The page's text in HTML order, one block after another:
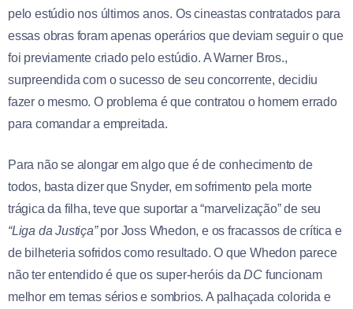
pelo estúdio nos últimos anos. Os cineastas contratados para
essas obras foram apenas operários que deviam seguir o que
foi previamente criado pelo estúdio. A Warner Bros.,
surpreendida com o sucesso de seu concorrente, decidiu
fazer o mesmo. O problema é que contratou o homem errado
para comandar a empreitada.
Para não se alongar em algo que é de conhecimento de
todos, basta dizer que Snyder, em sofrimento pela morte
trágica da filha, teve que suportar a “marvelização” de seu
“Liga da Justiça”por Joss Whedon, e os fracassos de crítica e
de bilheteria sofridos como resultado. O que Whedon parece
não ter entendido é que os super-heróis daDC funcionam
melhor em temas sérios e sombrios. A palhaçada colorida e